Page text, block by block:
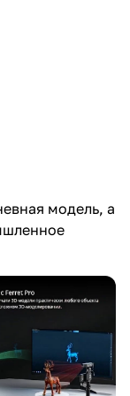
модель, а